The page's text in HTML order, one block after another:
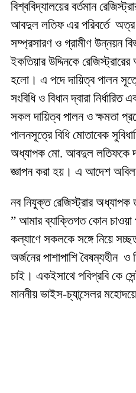
বিশ্ববিদ্যালয়ের বর্তমান
আবদুল লতিফ এর পরিবর্তে অত্র
সম্প্রসারণ ও গ্রামীণ উন্নয়ন
ইকতিয়ার উদ্দিনকে
হলো। এ পদে দায়িত্ব পালন
সংবিধি ও বিধান দ্বারা
সকল দায়িত্ব পালন ও ক্ষমতা
পালনসূত্রে বিধি মোতাবেক
অধ্যাপক মো. আবদুল লতিফকে
জ্ঞাপন করা হয়। এ আদেশ
নব নিযুক্ত রেজিস্ট্রার অধ্যাপক
” আমার ব্যাক্তিগত কোন চাওয়া
কল্যাণে সকলকে সঙ্গে নিয়ে
অর্জনের পাশাপাশি বৈষম্যহীন
চাই। একইসাথে পবিপ্রবি কে
মাননীয় ভাইস-চ্যান্সেলর